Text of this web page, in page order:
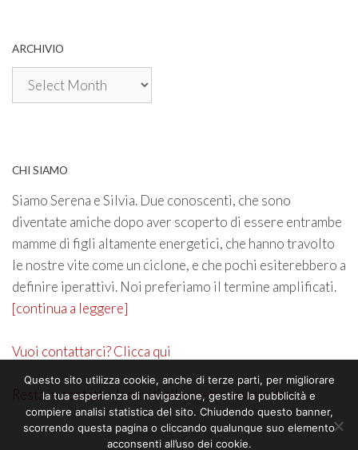
ARCHIVIO
Archivio
CHI SIAMO
Siamo Serena e Silvia. Due conoscenti, che sono
diventate amiche dopo aver scoperto di essere entrambe
mamme di figli altamente energetici, che hanno travolto
le nostre vite come un ciclone, e che pochi esiterebbero a
definire iperattivi. Noi preferiamo il termine amplificati.
[continua a leggere]
Vuoi contattarci? Clicca qui
Resta in contatto. Iscriviti alla nostra newsletter
Questo sito utilizza cookie, anche di terze parti, per migliorare
la tua esperienza di navigazione, gestire la pubblicità e
compiere analisi statistica del sito. Chiudendo questo banner,
scorrendo questa pagina o cliccando qualunque suo elemento
acconsenti all’uso dei cookie.